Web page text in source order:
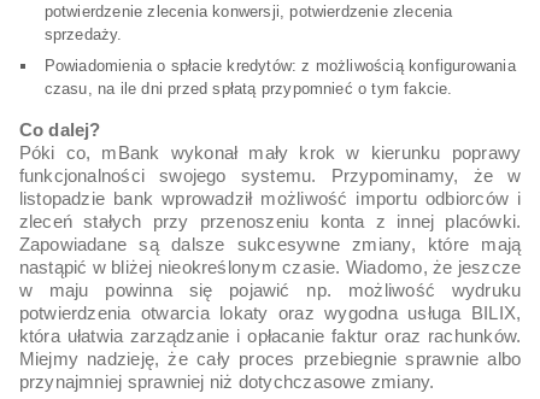
potwierdzenie zlecenia konwersji, potwierdzenie zlecenia
sprzedaży.
Powiadomienia o spłacie kredytów: z możliwością konfigurowania
czasu, na ile dni przed spłatą przypomnieć o tym fakcie.
Co dalej?
Póki co, mBank wykonał mały krok w kierunku poprawy
funkcjonalności swojego systemu. Przypominamy, że w
listopadzie bank wprowadził możliwość importu odbiorców i
zleceń stałych przy przenoszeniu konta z innej placówki.
Zapowiadane są dalsze sukcesywne zmiany, które mają
nastąpić w bliżej nieokreślonym czasie. Wiadomo, że jeszcze
w maju powinna się pojawić np. możliwość wydruku
potwierdzenia otwarcia lokaty oraz wygodna usługa BILIX,
która ułatwia zarządzanie i opłacanie faktur oraz rachunków.
Miejmy nadzieję, że cały proces przebiegnie sprawnie albo
przynajmniej sprawniej niż dotychczasowe zmiany.